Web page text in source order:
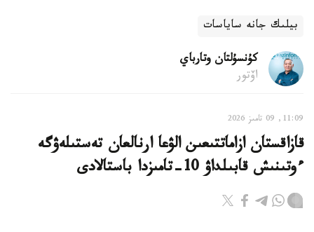
بيلىك جانە ساياسات
كۇنسۇلتان وتارباي
اۆتور
11:09, 09 تامىز 2026
قازاقستان ازاماتتىعىن الۋعا ارنالعان تەستىلەۋگە
ءوتىنىش قابىلداۋ 10-تامىزدا باستالادى